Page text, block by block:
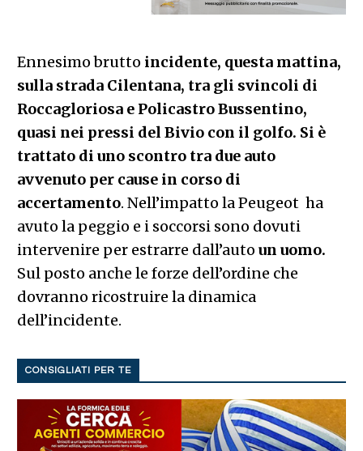
Ennesimo brutto incidente, questa mattina,
sulla strada Cilentana, tra gli svincoli di
Roccagloriosa e Policastro Bussentino,
quasi nei pressi del Bivio con il golfo. Si è
trattato di uno scontro tra due auto
avvenuto per cause in corso di
accertamento. Nell’impatto la Peugeot ha
avuto la peggio e i soccorsi sono dovuti
intervenire per estrarre dall’auto un uomo.
Sul posto anche le forze dell’ordine che
dovranno ricostruire la dinamica
dell’incidente.
CONSIGLIATI PER TE